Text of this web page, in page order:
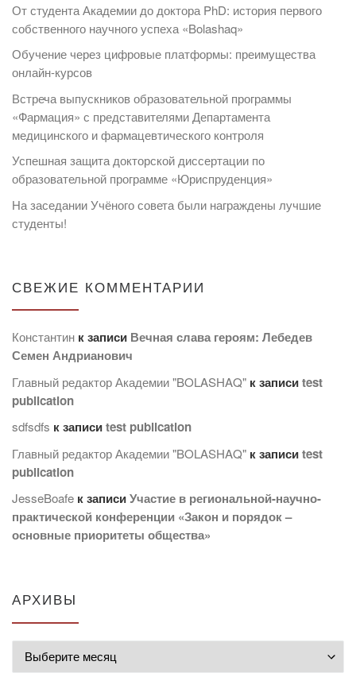
От студента Академии до доктора PhD: история первого
собственного научного успеха «Bolashaq»
Обучение через цифровые платформы: преимущества
онлайн-курсов
Встреча выпускников образовательной программы
«Фармация» с представителями Департамента
медицинского и фармацевтического контроля
Успешная защита докторской диссертации по
образовательной программе «Юриспруденция»
На заседании Учёного совета были награждены лучшие
студенты!
СВЕЖИЕ КОММЕНТАРИИ
Константин к записи Вечная слава героям: Лебедев
Семен Андрианович
Главный редактор Академии "BOLASHAQ" к записиtest
publication
sdfsdfs к записиtest publication
Главный редактор Академии "BOLASHAQ" к записиtest
publication
JesseBoafe к записиУчастие в региональной-научно-
практической конференции «Закон и порядок –
основные приоритеты общества»
АРХИВЫ